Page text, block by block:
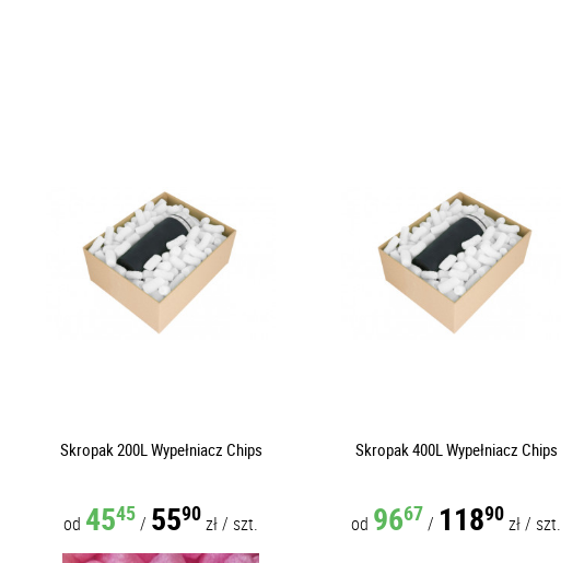
Skropak 200L Wypełniacz Chips
od 4545/ 5590zł/ szt.
Skropak 400L Wypełniacz Chips
od 9667/ 11890zł/ szt.